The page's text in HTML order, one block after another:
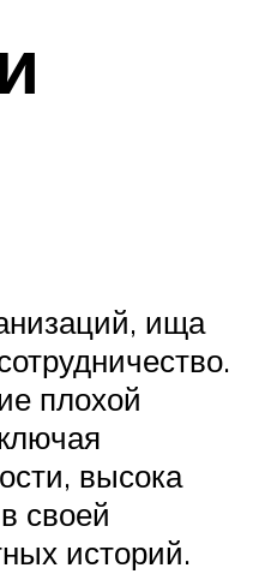
ища
плохой
высока
своей
историй.